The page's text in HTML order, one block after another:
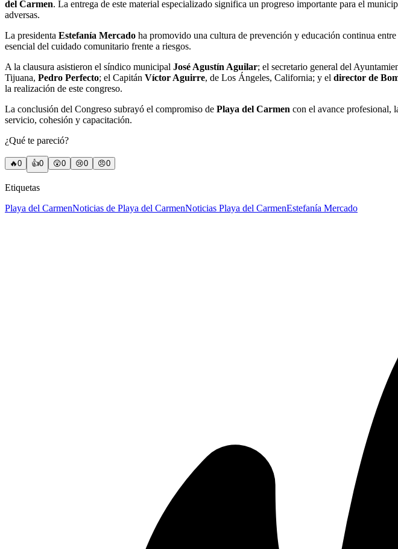
del Carmen. La entrega de este material especializado significa un progreso importante para el
adversas.
La presidenta Estefanía Mercado ha promovido una cultura de prevención y educación continua
esencial del cuidado comunitario frente a riesgos.
A la clausura asistieron el síndico municipal José Agustín Aguilar; el secretario general del
Tijuana, Pedro Perfecto; el Capitán Víctor Aguirre, de Los Ángeles, California; y el director de
la realización de este congreso.
La conclusión del Congreso subrayó el compromiso de Playa del Carmen con el avance profesional,
servicio, cohesión y capacitación.
¿Qué te pareció?
🔥0 👍0 😲0 😢0 😠0
Etiquetas
Playa del CarmenNoticias de Playa del CarmenNoticias Playa del CarmenEstefanía Mercado